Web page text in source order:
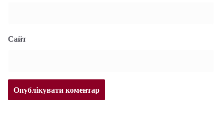
Сайт